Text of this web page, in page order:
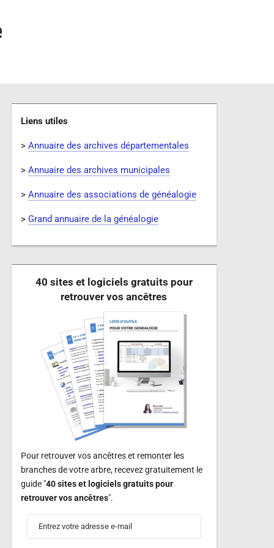
Liens utiles
>Annuaire des archives départementales
>Annuaire des archives municipales
>Annuaire des associations de généalogie
>Grand annuaire de la généalogie
40 sites et logiciels gratuits pour
retrouver vos ancêtres
Pour retrouver vos ancêtres et remonter les
branches de votre arbre, recevez gratuitement le
guide "40 sites et logiciels gratuits pour
retrouver vos ancêtres".